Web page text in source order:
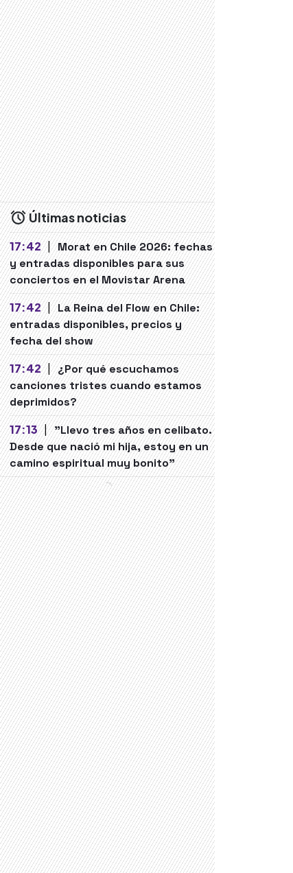
Últimas noticias
17:42 | Morat en Chile 2026: fechas
y entradas disponibles para sus
conciertos en el Movistar Arena
17:42 | La Reina del Flow en Chile:
entradas disponibles, precios y
fecha del show
17:42 | ¿Por qué escuchamos
canciones tristes cuando estamos
deprimidos?
17:13 | "Llevo tres años en celibato.
Desde que nació mi hija, estoy en un
camino espiritual muy bonito"